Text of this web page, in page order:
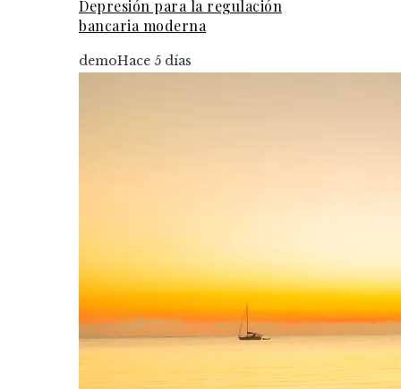
Depresión para la regulación
bancaria moderna
demoHace 5 días